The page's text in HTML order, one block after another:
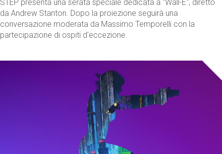
STEP presenta una serata speciale dedicata a "Wall-E", diretto
da Andrew Stanton. Dopo la proiezione seguirà una
conversazione moderata da Massimo Temporelli con la
partecipazione di ospiti d'eccezione.